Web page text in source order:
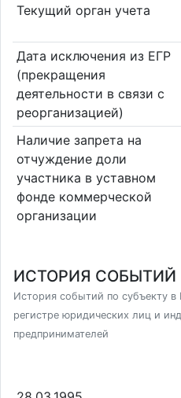
Текущий орган учета
Дата исключения из ЕГР
(прекращения
деятельности в связи с
реорганизацией)
Наличие запрета на
отчуждение доли
участника в уставном
фонде коммерческой
организации
ИСТОРИЯ СОБЫТИЙ
История событий по субъекту в
регистре юридических лиц и
предпринимателей